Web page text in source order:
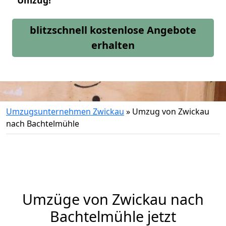
blitzschnell kostenlose Angebote
erhalten
Umzugsunternehmen Zwickau » Umzug von Zwickau
nach Bachtelmühle
Umzüge von Zwickau nach
Bachtelmühle jetzt